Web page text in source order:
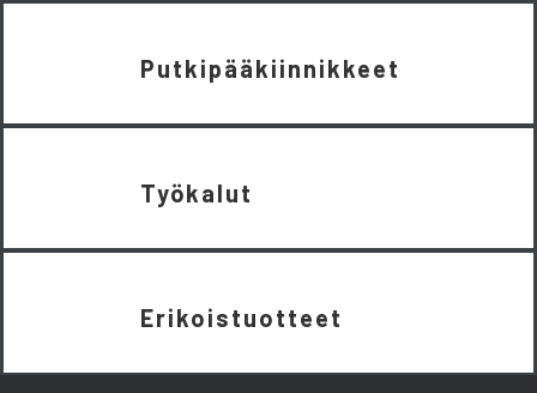
Putkipääkiinnikkeet
Työkalut
Erikoistuotteet